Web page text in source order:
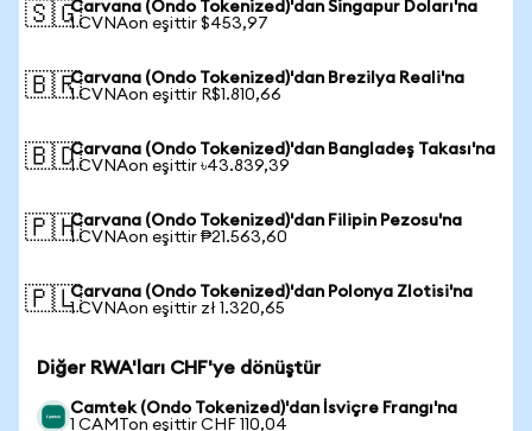
🇸🇬Carvana (Ondo Tokenized)'dan Singapur Doları'na
1 CVNAon eşittir $453,97
🇧🇷Carvana (Ondo Tokenized)'dan Brezilya Reali'na
1 CVNAon eşittir R$1.810,66
🇧🇩Carvana (Ondo Tokenized)'dan Bangladeş Takası'na
1 CVNAon eşittir ৳43.839,39
🇵🇭Carvana (Ondo Tokenized)'dan Filipin Pezosu'na
1 CVNAon eşittir ₱21.563,60
🇵🇱Carvana (Ondo Tokenized)'dan Polonya Zlotisi'na
1 CVNAon eşittir zł 1.320,65
Diğer RWA'ları CHF'ye dönüştür
Camtek (Ondo Tokenized)'dan İsviçre Frangı'na
1 CAMTon eşittir CHF 110,04